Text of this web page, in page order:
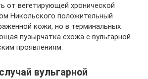
от вегетирующей хронической
Никольского положительный
кожи, но в терминальных
пузырчатка схожа с вульгарной
проявлениям.
вульгарной